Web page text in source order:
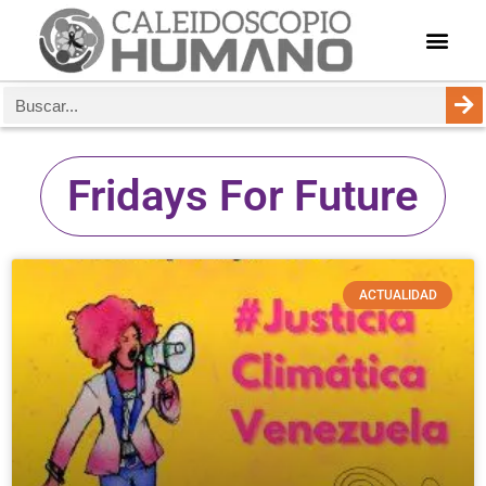
Fridays For Future
ACTUALIDAD